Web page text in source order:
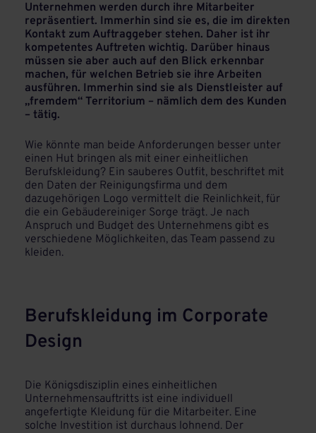
Unternehmen werden durch ihre Mitarbeiter
repräsentiert. Immerhin sind sie es, die im direkten
Kontakt zum Auftraggeber stehen. Daher ist ihr
kompetentes Auftreten wichtig. Darüber hinaus
müssen sie aber auch auf den Blick erkennbar
machen, für welchen Betrieb sie ihre Arbeiten
ausführen. Immerhin sind sie als Dienstleister auf
„fremdem“ Territorium – nämlich dem des Kunden
– tätig.
Wie könnte man beide Anforderungen besser unter
einen Hut bringen als mit einer einheitlichen
Berufskleidung? Ein sauberes Outfit, beschriftet mit
den Daten der Reinigungsfirma und dem
dazugehörigen Logo vermittelt die Reinlichkeit, für
die ein Gebäudereiniger Sorge trägt. Je nach
Anspruch und Budget des Unternehmens gibt es
verschiedene Möglichkeiten, das Team passend zu
kleiden.
Berufskleidung im Corporate
Design
Die Königsdisziplin eines einheitlichen
Unternehmensauftritts ist eine individuell
angefertigte Kleidung für die Mitarbeiter. Eine
solche Investition ist durchaus lohnend. Der